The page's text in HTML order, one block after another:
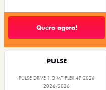
Quero agora!
PULSE
PULSE DRIVE 1.3 MT FLEX 4P 2026
2026/2026